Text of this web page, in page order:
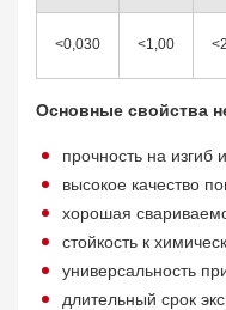
<0,030 <1,00
Основные свойства
прочность на изгиб
высокое качество
хорошая
стойкость к
универсальность
длительный срок